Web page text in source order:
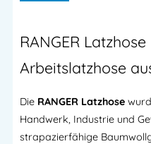
RANGER
Arbeitslatzhose
Die RANGER Latzhose
Handwerk, Industrie und
strapazierfähige